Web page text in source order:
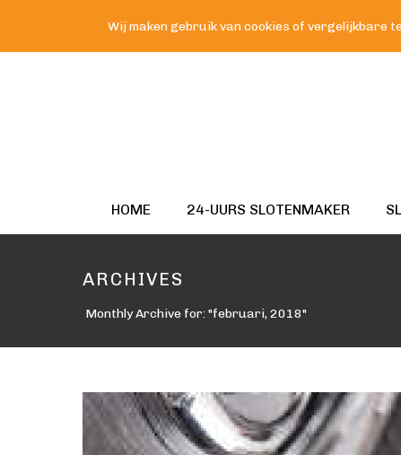
HOME 24-UURS SLOTENMAKER
ARCHIVES
Monthly Archive for: "februari, 2018"
Wij maken gebruik van cookies of vergelijkbare